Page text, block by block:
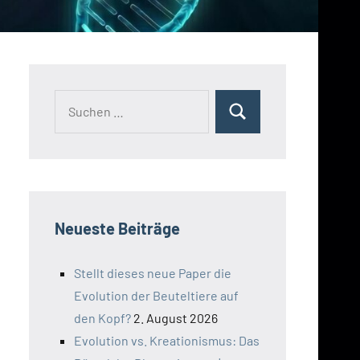
Suchen
Neueste Beiträge
Stellt dieses neue Paper die
Evolution der Beuteltiere auf
den Kopf? 2. August 2026
Evolution vs. Kreationismus: Das